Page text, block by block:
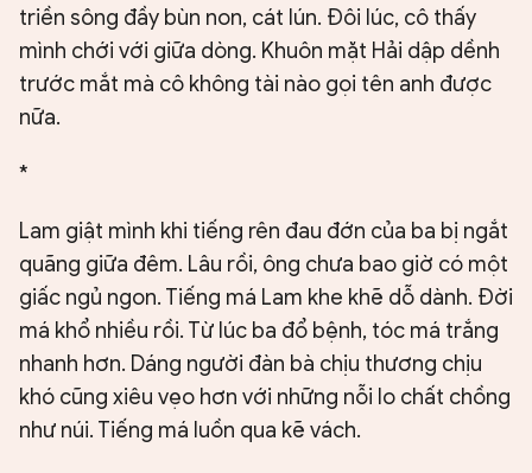
triền sông đầy bùn non, cát lún. Đôi lúc, cô thấy
mình chới với giữa dòng. Khuôn mặt Hải dập dềnh
trước mắt mà cô không tài nào gọi tên anh được
nữa.
*
Lam giật mình khi tiếng rên đau đớn của ba bị ngắt
quãng giữa đêm. Lâu rồi, ông chưa bao giờ có một
giấc ngủ ngon. Tiếng má Lam khe khẽ dỗ dành. Đời
má khổ nhiều rồi. Từ lúc ba đổ bệnh, tóc má trắng
nhanh hơn. Dáng người đàn bà chịu thương chịu
khó cũng xiêu vẹo hơn với những nỗi lo chất chồng
như núi. Tiếng má luồn qua kẽ vách.